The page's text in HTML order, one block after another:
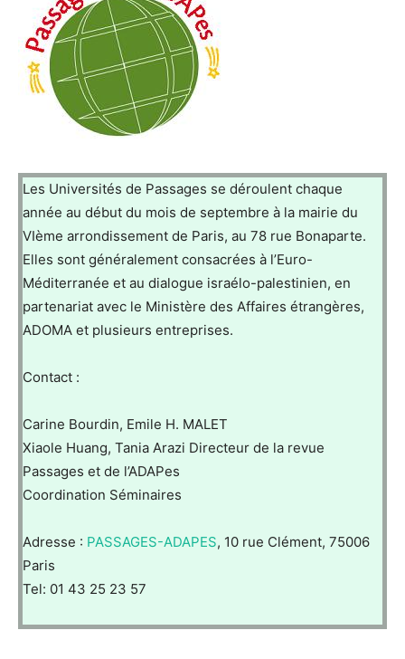
Les Universités de Passages se déroulent chaque
année au début du mois de septembre à la mairie du
VIème arrondissement de Paris, au 78 rue Bonaparte.
Elles sont généralement consacrées à l’Euro-
Méditerranée et au dialogue israélo-palestinien, en
partenariat avec le Ministère des Affaires étrangères,
ADOMA et plusieurs entreprises.
Contact :
Carine Bourdin, Emile H. MALET
Xiaole Huang, Tania Arazi Directeur de la revue
Passages et de l’ADAPes
Coordination Séminaires
Adresse : PASSAGES-ADAPES, 10 rue Clément, 75006
Paris
Tel: 01 43 25 23 57